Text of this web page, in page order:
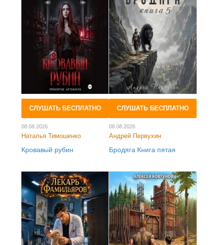
СЛУШАТЬ БЕСПЛАТНО
08.08.2026
Наталья Тимошенко
Кровавый рубин
СЛУШАТЬ БЕСПЛАТНО
08.08.2026
Андрей Первухин
Бродяга Книга пятая